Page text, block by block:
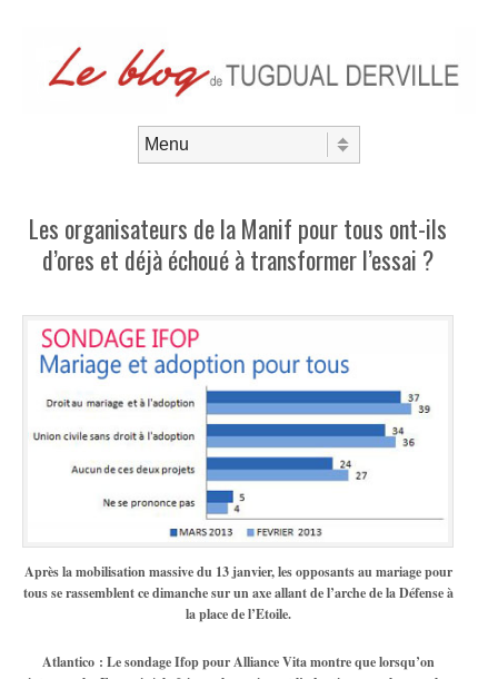
Les organisateurs de la Manif pour tous ont-ils
d’ores et déjà échoué à transformer l’essai ?
Après la mobilisation massive du 13 janvier, les opposants au mariage pour
tous se rassemblent ce dimanche sur un axe allant de l’arche de la Défense à
la place de l’Etoile.
Atlantico : Le sondage Ifop pour Alliance Vita montre que lorsqu’on